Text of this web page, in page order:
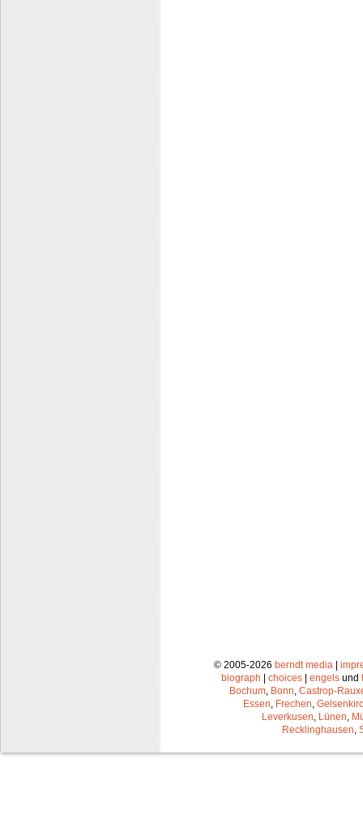
© 2005-2026 berndt media|
biograph
choices engels und
Bochum, Bonn, Castrop-
Essen, Frechen,
Leverkusen, Lünen,
Recklinghausen,